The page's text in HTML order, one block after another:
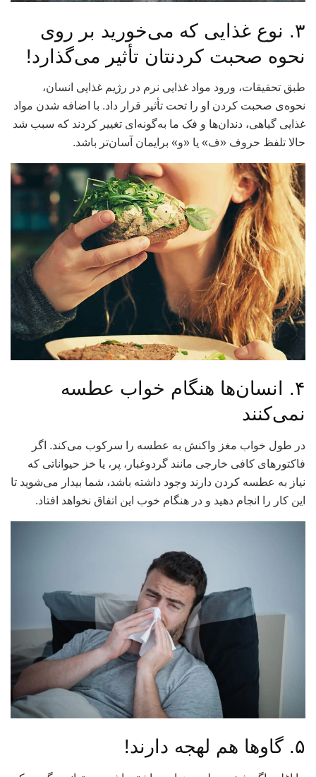
۳. نوع غذایی که می‌خورید بر روی
نحوه صحبت‌ کردنتان تأثیر می‌گذارد!
طبق تحقیقات، ورود مواد غذایی نرم در رژیم غذایی انسان،
نحوه‌ی صحبت کردن او را تحت تأثیر قرار داد. با اضافه شدن مواد
غذایی گیاهی، دندان‌ها و فک ما به‌گونه‌ای تغییر کردند که سبب شد
حالا تلفظ حروف «ف» یا «و» برایمان آسان‌تر باشد.
۴. انسان‌ها هنگام خواب عطسه
نمی‌کنند
در طول خواب مغز واکنش به عطسه را سرکوب می‌کند. اگر
فاکتورهای کافی خارجی مانند گردوغبار، پر، یا خز حیواناتی که
نیاز به عطسه کردن دارند وجود داشته باشد، شما بیدار می‌شوید تا
این کار را انجام دهید و در هنگام خوب این اتفاق نخواهد افتاد.
۵. گاوها هم لهجه دارند!